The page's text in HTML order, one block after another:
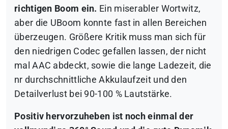
richtigen Boom ein. Ein miserabler Wortwitz,
aber die UBoom konnte fast in allen Bereichen
überzeugen. Größere Kritik muss man sich für
den niedrigen Codec gefallen lassen, der nicht
mal AAC abdeckt, sowie die lange Ladezeit, die
nr durchschnittliche Akkulaufzeit und den
Detailverlust bei 90-100 % Lautstärke.
Positiv hervorzuheben ist noch einmal der